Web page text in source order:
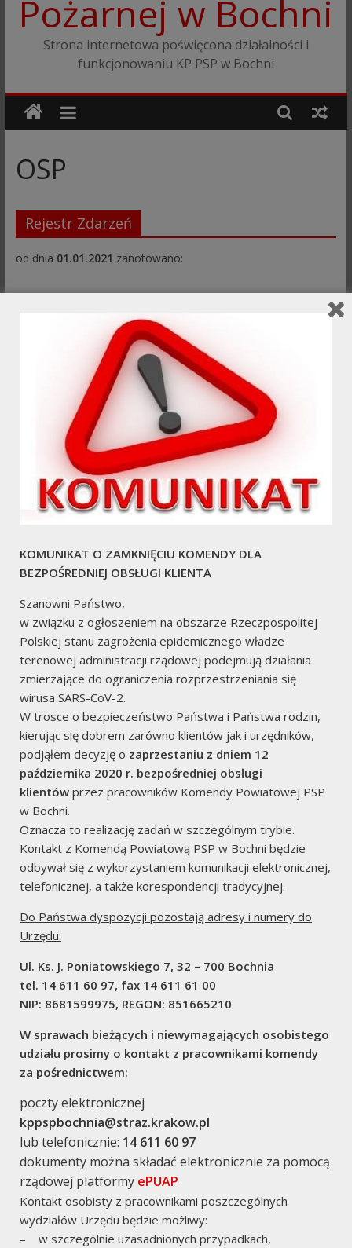
Pożarnej w Bochni
Strona internetowa poświęcona działalności i
funkcjonowaniu KP PSP w Bochni
OSP
Rejestr Zdarzeń
od dnia 01.01.2021 zanotowano:
2
Pożary
7
Miejscowe Zagrożenia
2
administracja
Zaloguj się
Media o Nas
Komendy
Komenda Główna PSP
Komenda Wojewówdzka
KOMUNIKAT O ZAMKNIĘCIU KOMENDY DLA
BEZPOŚREDNIEJ OBSŁUGI KLIENTA
Szanowni Państwo,
w związku z ogłoszeniem na obszarze Rzeczpospolitej
Polskiej stanu zagrożenia epidemicznego władze
terenowej administracji rządowej podejmują działania
zmierzające do ograniczenia rozprzestrzeniania się
wirusa SARS-CoV-2.
W trosce o bezpieczeństwo Państwa i Państwa rodzin,
kierując się dobrem zarówno klientów jak i urzędników,
podjąłem decyzję o zaprzestaniu z dniem 12
października 2020 r. bezpośredniej obsługi
klientów przez pracowników Komendy Powiatowej PSP
w Bochni.
Oznacza to realizację zadań w szczególnym trybie.
Kontakt z Komendą Powiatową PSP w Bochni będzie
odbywał się z wykorzystaniem komunikacji elektronicznej,
telefonicznej, a także korespondencji tradycyjnej.
Do Państwa dyspozycji pozostają adresy i numery do
Urzędu:
Ul. Ks. J. Poniatowskiego 7, 32 – 700 Bochnia
tel. 14 611 60 97, fax 14 611 61 00
NIP: 8681599975, REGON: 851665210
W sprawach bieżących i niewymagających osobistego
udziału prosimy o kontakt z pracownikami komendy
za pośrednictwem:
poczty elektronicznej
kppspbochnia@straz.krakow.pl
lub telefonicznie: 14 611 60 97
dokumenty można składać elektronicznie za pomocą
rządowej platformy ePUAP
Kontakt osobisty z pracownikami poszczególnych
wydziałów Urzędu będzie możliwy:
– w szczególnie uzasadnionych przypadkach,